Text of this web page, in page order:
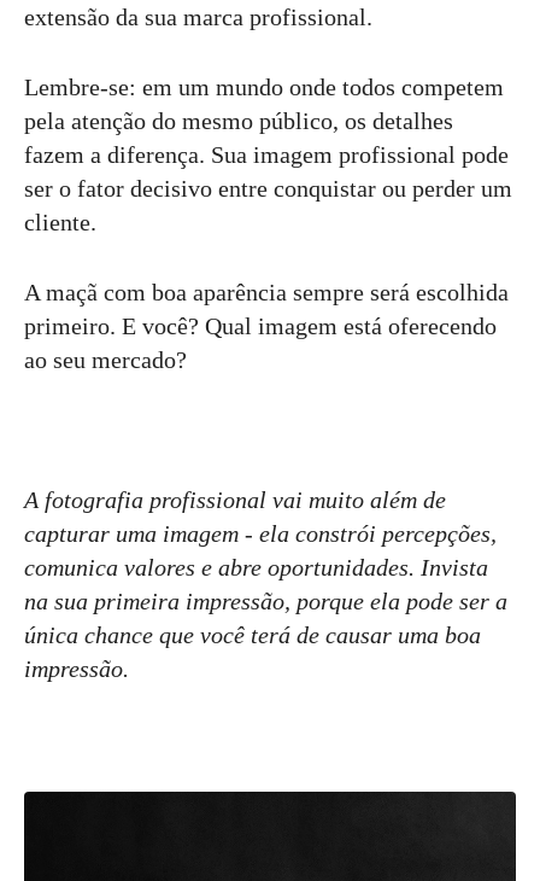
extensão da sua marca profissional.
Lembre-se: em um mundo onde todos competem
pela atenção do mesmo público, os detalhes
fazem a diferença. Sua imagem profissional pode
ser o fator decisivo entre conquistar ou perder um
cliente.
A maçã com boa aparência sempre será escolhida
primeiro. E você? Qual imagem está oferecendo
ao seu mercado?
A fotografia profissional vai muito além de
capturar uma imagem - ela constrói percepções,
comunica valores e abre oportunidades. Invista
na sua primeira impressão, porque ela pode ser a
única chance que você terá de causar uma boa
impressão.